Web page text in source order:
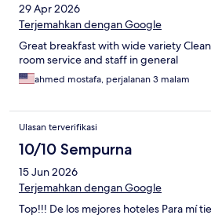
29 Apr 2026
Terjemahkan dengan Google
Great breakfast with wide variety
room service and staff in general
ahmed mostafa, perjalanan 3 malam
Ulasan terverifikasi
10/10 Sempurna
15 Jun 2026
Terjemahkan dengan Google
Top!!! De los mejores hoteles Para mí